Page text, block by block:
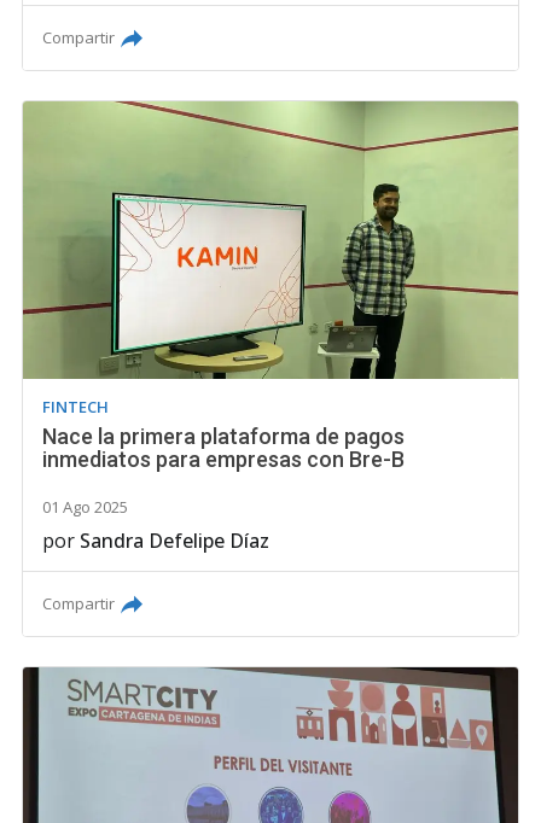
Compartir
FINTECH
Nace la primera plataforma de pagos
inmediatos para empresas con Bre-B
01 Ago 2025
por Sandra Defelipe Díaz
Compartir